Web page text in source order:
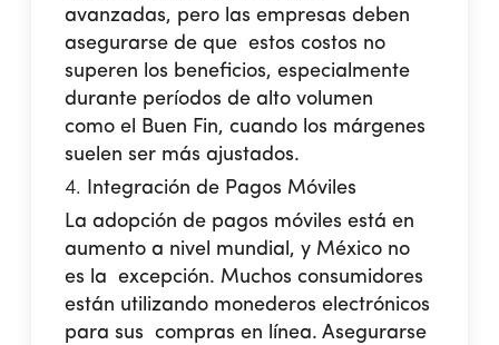
avanzadas, pero las empresas deben
asegurarse de que estos costos no
superen los beneficios, especialmente
durante períodos de alto volumen
como el Buen Fin, cuando los márgenes
suelen ser más ajustados.
Integración de Pagos Móviles
La adopción de pagos móviles está en
aumento a nivel mundial, y México no
es la excepción. Muchos consumidores
están utilizando monederos electrónicos
para sus compras en línea. Asegurarse